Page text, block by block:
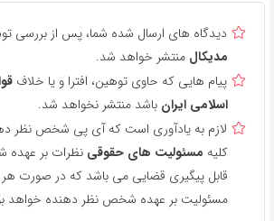
دیدگاه های ارسال شده شما، پس از بررسی
مدیکال منتشر خواهد شد.
پیام هایی که حاوی توهین، افترا و یا خلاف
اسلامی ایران باشد منتشر نخواهد شد.
لازم به یادآوری است که آی پی شخص نظر
کلیه مسئولیت های حقوقی نظرات بر
قابل پیگیری قضایی می باشد که در صورت
مسئولیت بر عهده شخص نظر دهنده خواهد